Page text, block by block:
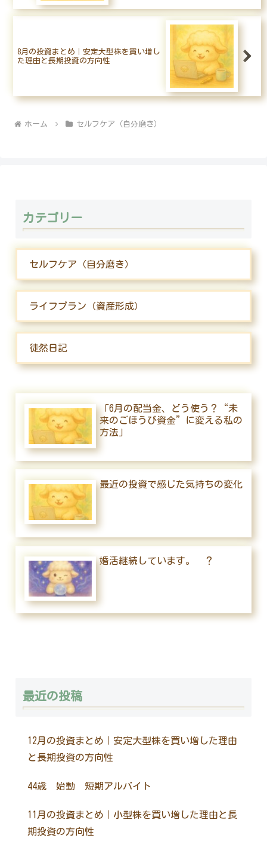
8月の投資まとめ｜安定大型株を買い増し
た理由と長期投資の方向性
ホーム セルフケア（自分磨き）
カテゴリー
セルフケア（自分磨き）
ライフプラン（資産形成）
徒然日記
「6月の配当金、どう使う？“未
来のごほうび資金”に変える私の
方法」
最近の投資で感じた気持ちの変化
婚活継続しています。 ？
最近の投稿
12月の投資まとめ｜安定大型株を買い増した理由
と長期投資の方向性
44歳 始動 短期アルバイト
11月の投資まとめ｜小型株を買い増した理由と長
期投資の方向性